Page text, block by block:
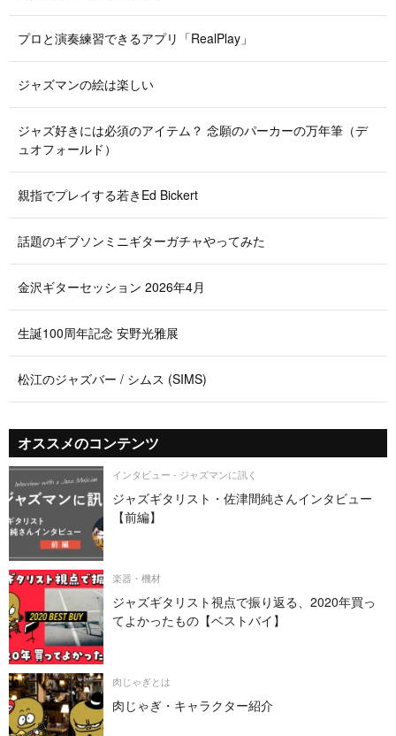
プロと演奏練習できるアプリ「RealPlay」
ジャズマンの絵は楽しい
ジャズ好きには必須のアイテム？ 念願のパーカーの万年筆（デ
ュオフォールド）
親指でプレイする若きEd Bickert
話題のギブソンミニギターガチャやってみた
金沢ギターセッション 2026年4月
生誕100周年記念 安野光雅展
松江のジャズバー / シムス (SIMS)
オススメのコンテンツ
インタビュー - ジャズマンに訊く
ジャズギタリスト・佐津間純さんインタビュー
【前編】
楽器・機材
ジャズギタリスト視点で振り返る、2020年買っ
てよかったもの【ベストバイ】
肉じゃぎとは
肉じゃぎ・キャラクター紹介